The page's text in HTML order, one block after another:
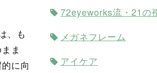
、も
ま
に向
72eyeworks流・21の
メガネフレーム
アイケア